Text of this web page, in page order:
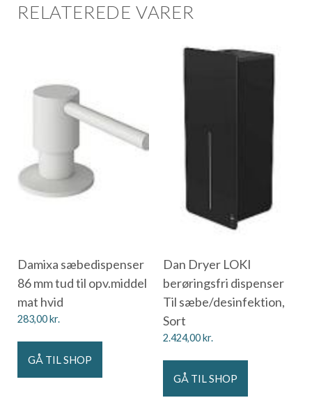
RELATEREDE VARER
Damixa sæbedispenser
86 mm tud til opv.middel
mat hvid
283,00kr.
GÅ TIL SHOP
Dan Dryer LOKI
berøringsfri dispenser
Til sæbe/desinfektion,
Sort
2.424,00kr.
GÅ TIL SHOP